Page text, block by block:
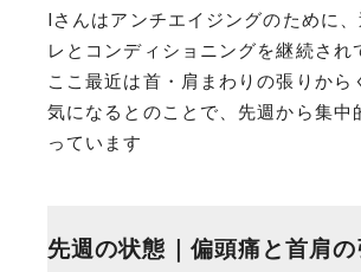
Iさんはアンチエイジングのために
レとコンディショニングを継続され
ここ最近は首・肩まわりの張りから
気になるとのことで、先週から集中
っています
先週の状態｜偏頭痛と首肩